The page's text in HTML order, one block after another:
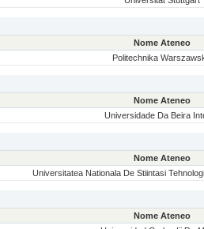
Nome Ateneo
Politechnika
Nome Ateneo
Universidade Da Beira
Nome Ateneo
Universitatea Nationala De Stiintasi
Nome Ateneo